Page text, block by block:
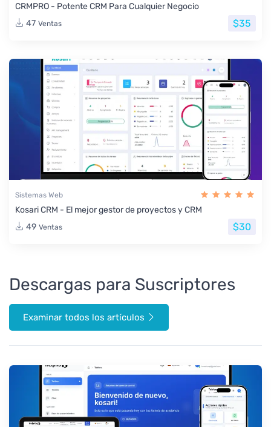
CRMPRO - Potente CRM Para Cualquier Negocio
47 Ventas $35
Sistemas Web
Kosari CRM - El mejor gestor de proyectos y CRM
49 Ventas $30
Descargas para Suscriptores
Examinar todos los artículos